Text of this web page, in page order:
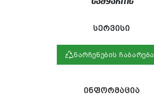
სერვისი
ნარჩენების ჩაბარება
ინფორმაცია